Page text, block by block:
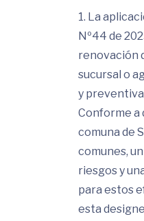
1. La
Nº44 de
renovación
sucursal o
y preventiva
Conforme a
comuna de
comunes,
riesgos y
para estos
esta